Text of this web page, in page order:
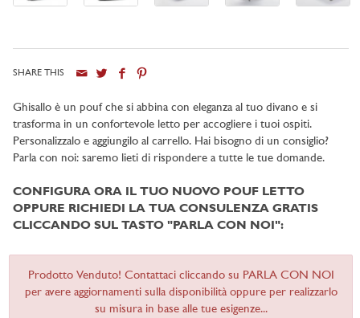
SHARE THIS
Ghisallo è un pouf che si abbina con eleganza al tuo divano e si
trasforma in un confortevole letto per accogliere i tuoi ospiti.
Personalizzalo e aggiungilo al carrello. Hai bisogno di un consiglio?
Parla con noi: saremo lieti di rispondere a tutte le tue domande.
CONFIGURA ORA IL TUO NUOVO POUF LETTO
OPPURE RICHIEDI LA TUA CONSULENZA GRATIS
CLICCANDO SUL TASTO "PARLA CON NOI":
Prodotto Venduto! Contattaci cliccando su PARLA CON NOI
per avere aggiornamenti sulla disponibilità oppure per realizzarlo
su misura in base alle tue esigenze...